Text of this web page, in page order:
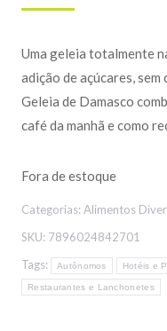
Uma geleia totalmente
adição de açúcares,
Geleia de Damasco
café da manhã e como
Fora de estoque
Categorias: Alimentos
SKU: 7896024842701
Tags:
Autônomos Hotéis e
Restaurantes e Lanchonetes